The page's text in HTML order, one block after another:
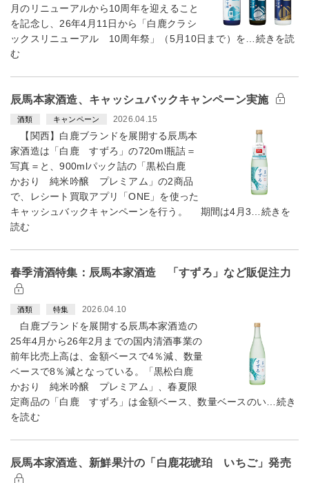
月のリニューアルから10周年を迎えること
を記念し、26年4月11日から「白鹿クラシ
ックスリニューアル 10周年祭」（5月10日まで）を…続きを読
む
辰馬本家酒造、キャッシュバックキャンペーン実施
酒類 キャンペーン 2026.04.15
【関西】白鹿ブランドを展開する辰馬本
家酒造は「白鹿 すずろ」の720ml瓶詰＝
写真＝と、900mlパック詰の「黒松白鹿
かおり 純米吟醸 プレミアム」の2商品
で、レシート買取アプリ「ONE」を使った
キャッシュバックキャンペーンを行う。 期間は4月3…続きを
読む
春季清酒特集：辰馬本家酒造 「すずろ」など販促注力
酒類 特集 2026.04.10
白鹿ブランドを展開する辰馬本家酒造の
25年4月から26年2月までの国内清酒事業の
前年比売上高は、金額ベースで4％減、数量
ベースで8％減となっている。「黒松白鹿
かおり 純米吟醸 プレミアム」、春夏限
定商品の「白鹿 すずろ」は金額ベース、数量ベースのい…続き
を読む
辰馬本家酒造、新鮮果汁の「白鹿花琥珀 いちご」発売